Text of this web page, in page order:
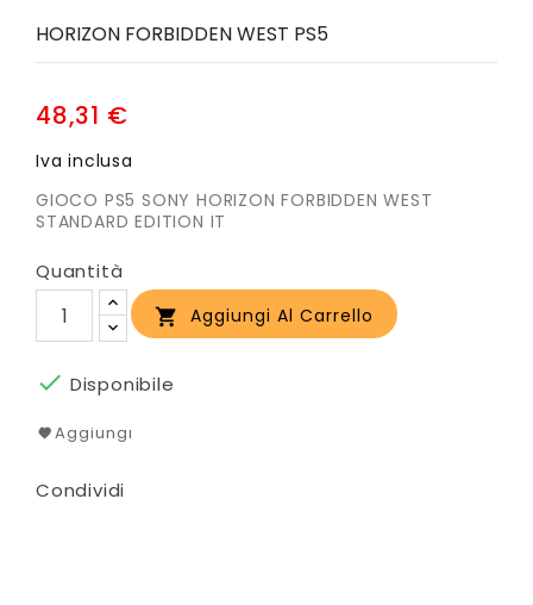
HORIZON FORBIDDEN WEST PS5
48,31 €
Iva inclusa
GIOCO PS5 SONY HORIZON FORBIDDEN WEST
STANDARD EDITION IT
Quantità
 Aggiungi Al Carrello
 Disponibile
Aggiungi
Condividi